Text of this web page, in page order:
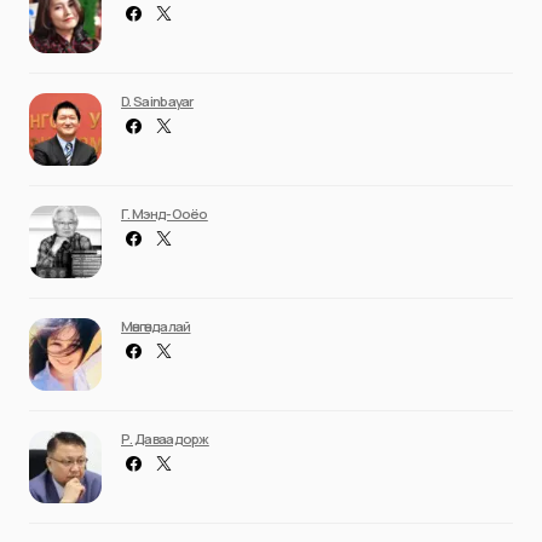
D. Sainbayar
Г. Мэнд-Ооёо
Мөнгөндалай
Р. Даваадорж